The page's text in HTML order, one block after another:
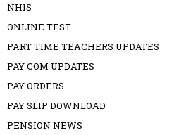
NHIS
ONLINE TEST
PART TIME TEACHERS UPDATES
PAY COM UPDATES
PAY ORDERS
PAY SLIP DOWNLOAD
PENSION NEWS